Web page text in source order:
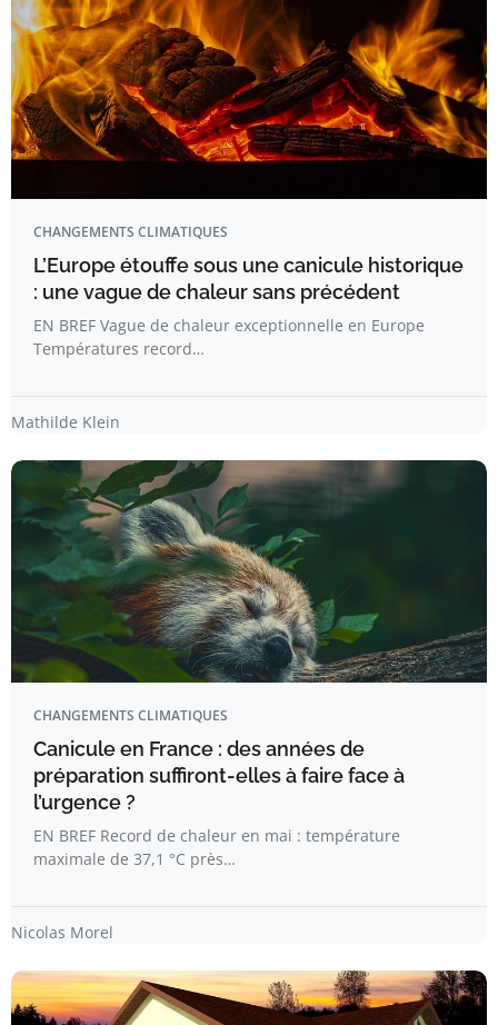
CHANGEMENTS CLIMATIQUES
L’Europe étouffe sous une canicule historique
: une vague de chaleur sans précédent
EN BREF Vague de chaleur exceptionnelle en Europe
Températures record…
Mathilde Klein
CHANGEMENTS CLIMATIQUES
Canicule en France : des années de
préparation suffiront-elles à faire face à
l’urgence ?
EN BREF Record de chaleur en mai : température
maximale de 37,1 °C près…
Nicolas Morel